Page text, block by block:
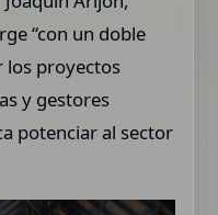
“con un doble
los proyectos
y gestores
potenciar al sector